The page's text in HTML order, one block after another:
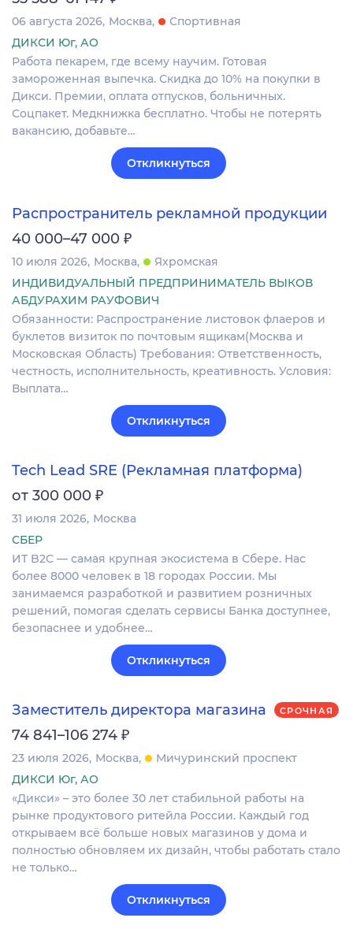
06 августа 2026 Москва
Спортивная
ДИКСИ Юг, АО
Работа пекарем, где всему научим. Готовая
замороженная выпечка. Скидка до 10% на покупки в
Дикси. Премии, оплата отпусков, больничных.
Соцпакет. Медкнижка бесплатно. Чтобы не потерять
вакансию, добавьте…
Откликнуться
Распространитель рекламной продукции
40 000–47 000 ₽
10 июля 2026 Москва
Яхромская
ИНДИВИДУАЛЬНЫЙ ПРЕДПРИНИМАТЕЛЬ ВЫКОВ
АБДУРАХИМ РАУФОВИЧ
Обязанности: Распространение листовок флаеров и
буклетов визиток по почтовым ящикам(Москва и
Московская Область) Требования: Ответственность,
честность, исполнительность, креативность. Условия:
Выплата…
Откликнуться
Tech Lead SRE (Рекламная платформа)
от 300 000 ₽
31 июля 2026 Москва
СБЕР
ИТ B2C — самая крупная экосистема в Сбере. Нас
более 8000 человек в 18 городах России. Мы
занимаемся разработкой и развитием розничных
решений, помогая сделать сервисы Банка доступнее,
безопаснее и удобнее…
Откликнуться
Заместитель директора магазина СРОЧНАЯ
74 841–106 274 ₽
23 июля 2026 Москва
Мичуринский проспект
ДИКСИ Юг, АО
«Дикси» – это более 30 лет стабильной работы на
рынке продуктового ритейла России. Каждый год
открываем всё больше новых магазинов у дома и
полностью обновляем их дизайн, чтобы работать стало
не только…
Откликнуться